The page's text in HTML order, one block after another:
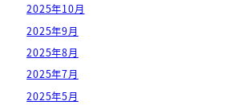
2025年10月
2025年9月
2025年8月
2025年7月
2025年5月